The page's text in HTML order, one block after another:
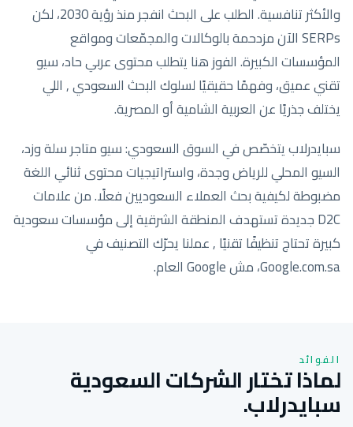
والأكثر تنافسية. الطلب على البحث انفجر منذ رؤية 2030، لكن
SERPs الآن مزدحمة بالوكالات والمجمّعات ومواقع
المؤسسات الكبيرة. الفوز هنا يتطلب محتوى عربي حاد، سيو
تقني عميق، وفهمًا حقيقيًا لسلوك البحث السعودي , اللي
يختلف جذريًا عن العربية الشامية أو المصرية.
سبايدرلاب يتخصّص في السوق السعودي: سيو متاجر سلة وزد،
السيو المحلي للرياض وجدة، واستراتيجيات محتوى ثنائي اللغة
مضبوطة لكيفية بحث العملاء السعوديين فعلًا. من علامات
D2C جديدة تستهدف المنطقة الشرقية إلى مؤسسات سعودية
كبيرة تحتاج تنظيفًا تقنيًا , عملنا يحرّك التصنيف في
Google.com.sa، مش Google العام.
الفوائد
لماذا تختار الشركات السعودية
سبايدرلاب.